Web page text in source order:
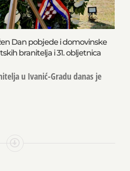
Dan pobjede i domovinske
branitelja i 31. obljetnica
u Ivanić-Gradu danas je